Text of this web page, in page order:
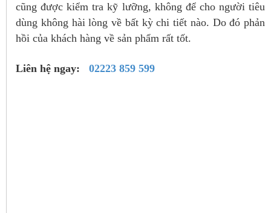
cũng được kiểm tra kỹ lưỡng, không để cho người tiêu
dùng không hài lòng về bất kỳ chi tiết nào. Do đó phản
hồi của khách hàng về sản phẩm rất tốt.
Liên hệ ngay: 02223 859 599